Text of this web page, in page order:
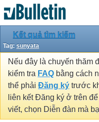
Kết quả tìm kiếm
Tag: sunyata
Nếu đây là chuyến thăm
kiểm tra FAQ bằng cách
thể phải Đăng ký trước
liên kết Đăng ký ở trên
viết, chọn Diễn đàn mà